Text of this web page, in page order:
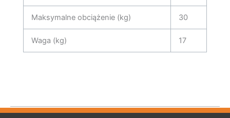
Maksymalne obciążenie (kg) 30
Waga (kg) 17